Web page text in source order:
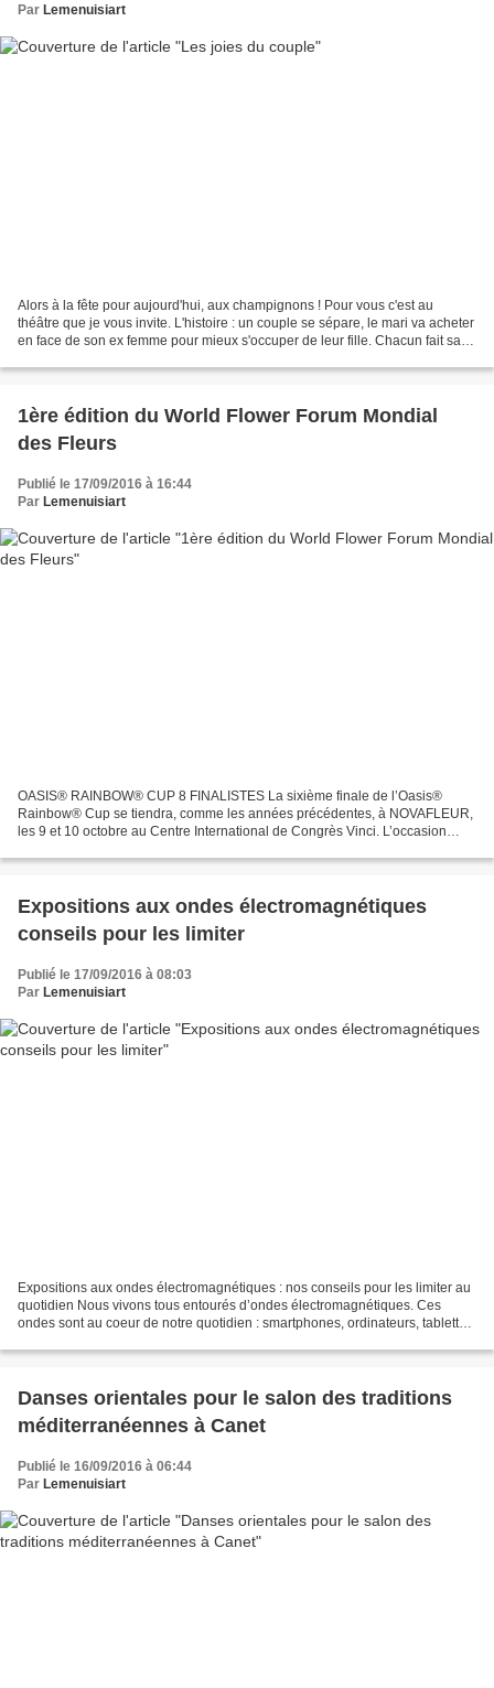
Par Lemenuisiart
Alors à la fête pour aujourd'hui, aux champignons ! Pour vous c'est au
théâtre que je vous invite. L'histoire : un couple se sépare, le mari va acheter
en face de son ex femme pour mieux s'occuper de leur fille. Chacun fait sa
1ère édition du World Flower Forum Mondial
des Fleurs
Publié le 17/09/2016 à 16:44
Par Lemenuisiart
OASIS® RAINBOW® CUP 8 FINALISTES La sixième finale de l’Oasis®
Rainbow® Cup se tiendra, comme les années précédentes, à NOVAFLEUR,
les 9 et 10 octobre au Centre International de Congrès Vinci. L’occasion
Expositions aux ondes électromagnétiques
conseils pour les limiter
Publié le 17/09/2016 à 08:03
Par Lemenuisiart
Expositions aux ondes électromagnétiques : nos conseils pour les limiter au
quotidien Nous vivons tous entourés d’ondes électromagnétiques. Ces
ondes sont au coeur de notre quotidien : smartphones, ordinateurs, tablettes,
Danses orientales pour le salon des traditions
méditerranéennes à Canet
Publié le 16/09/2016 à 06:44
Par Lemenuisiart